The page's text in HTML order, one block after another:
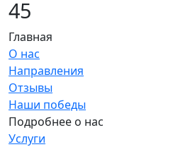
45
Главная
О нас
Направления
Отзывы
Наши победы
Подробнее о нас
Услуги